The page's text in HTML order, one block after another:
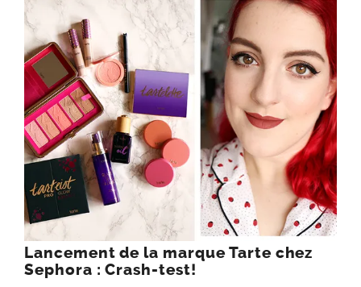
Lancement de la marque Tarte chez
Sephora : Crash-test!